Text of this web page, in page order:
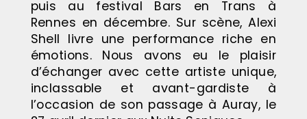
puis au festival Bars en Trans à
Rennes en décembre. Sur scène, Alexi
Shell livre une performance riche en
émotions. Nous avons eu le plaisir
d’échanger avec cette artiste unique,
inclassable et avant-gardiste à
l’occasion de son passage à Auray, le